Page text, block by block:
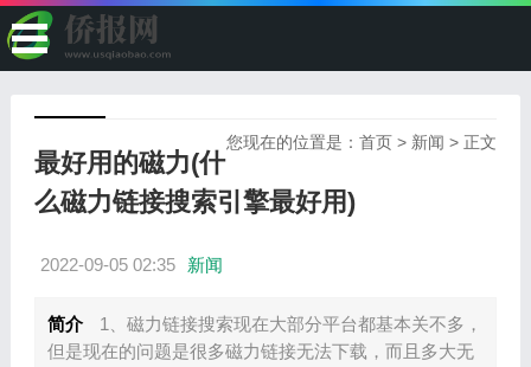
您现在的位置是：首页 > 新闻 > 正文
最好用的磁力(什
么磁力链接搜索引擎最好用)
2022-09-05 02:35 新闻
简介
1、磁力链接搜索现在大部分平台都基本关不多，
但是现在的问题是很多磁力链接无法下载，而且多大无